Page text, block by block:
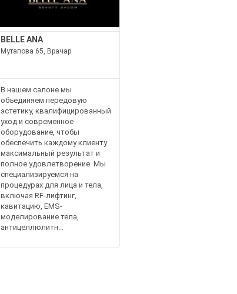
BELLE ANA
Мутапова 65, Врачар
В нашем салоне мы
объединяем передовую
эстетику, квалифицированный
уход и современное
оборудование, чтобы
обеспечить каждому клиенту
максимальный результат и
полное удовлетворение. Мы
специализируемся на
процедурах для лица и тела,
включая RF-лифтинг,
кавитацию, EMS-
моделирование тела,
антицеллюлитн...